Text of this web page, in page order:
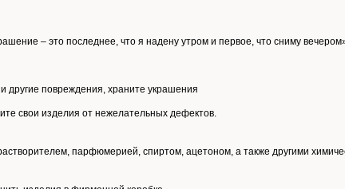
– это последнее, что я надену утром и первое, что сниму
другие повреждения, храните украшения
свои изделия от нежелательных дефектов.
парфюмерией, спиртом, ацетоном, а также другими